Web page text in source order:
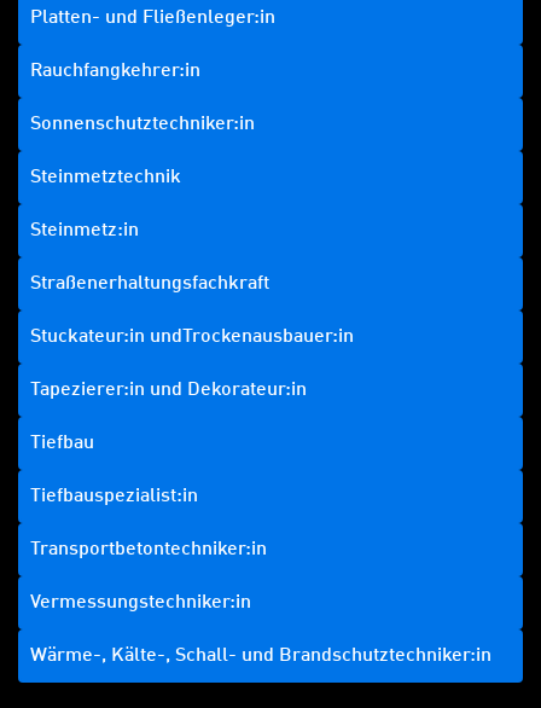
Platten- und Fließenleger:in
Rauchfangkehrer:in
Sonnenschutztechniker:in
Steinmetztechnik
Steinmetz:in
Straßenerhaltungsfachkraft
Stuckateur:in undTrockenausbauer:in
Tapezierer:in und Dekorateur:in
Tiefbau
Tiefbauspezialist:in
Transportbetontechniker:in
Vermessungstechniker:in
Wärme-, Kälte-, Schall- und Brandschutztechniker:in